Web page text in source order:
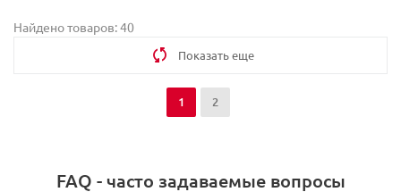
Найдено товаров: 40
Показать еще
1 2
FAQ - часто задаваемые вопросы